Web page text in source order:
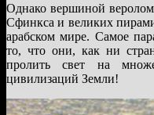
Однако вершиной
Сфинкса и великих
арабском мире. Самое
то, что они, как ни
пролить свет на
цивилизаций Земли!